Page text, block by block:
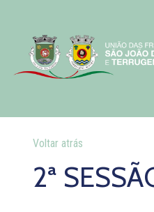
Voltar atrás
2ª